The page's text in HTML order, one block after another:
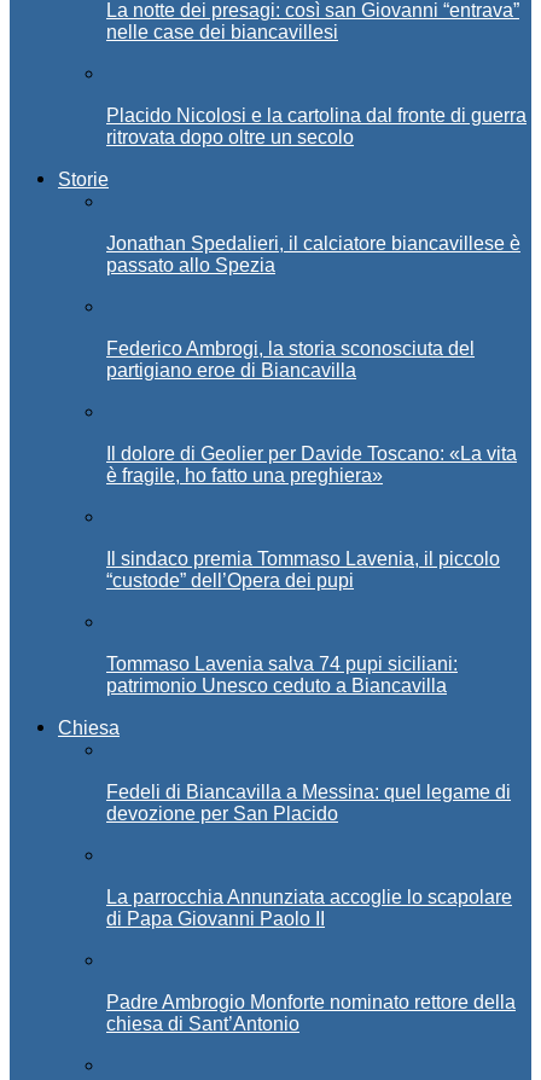
La notte dei presagi: così san Giovanni “entrava”
nelle case dei biancavillesi
Placido Nicolosi e la cartolina dal fronte di guerra
ritrovata dopo oltre un secolo
Storie
Jonathan Spedalieri, il calciatore biancavillese è
passato allo Spezia
Federico Ambrogi, la storia sconosciuta del
partigiano eroe di Biancavilla
Il dolore di Geolier per Davide Toscano: «La vita
è fragile, ho fatto una preghiera»
Il sindaco premia Tommaso Lavenia, il piccolo
“custode” dell’Opera dei pupi
Tommaso Lavenia salva 74 pupi siciliani:
patrimonio Unesco ceduto a Biancavilla
Chiesa
Fedeli di Biancavilla a Messina: quel legame di
devozione per San Placido
La parrocchia Annunziata accoglie lo scapolare
di Papa Giovanni Paolo II
Padre Ambrogio Monforte nominato rettore della
chiesa di Sant’Antonio